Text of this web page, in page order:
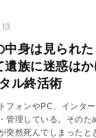
中身は見られ
遺族に迷惑は
ル終活術
フォンやPC、インタ
管理している。そのた
突然死んでしまったと